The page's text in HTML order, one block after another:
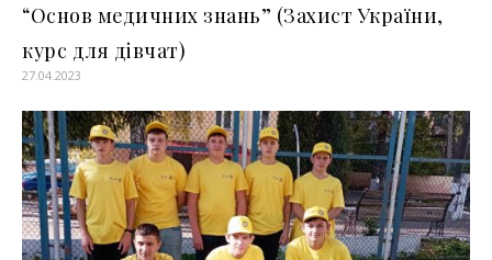
“Основ медичних знань” (Захист України,
курс для дівчат)
27.04.2023